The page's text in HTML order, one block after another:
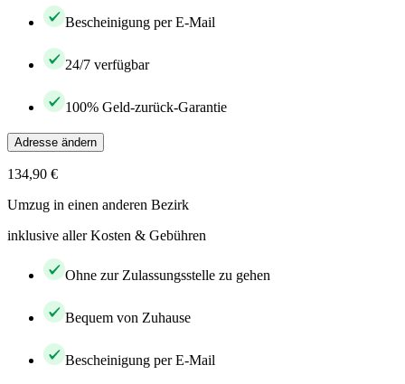
Bescheinigung per E-Mail
24/7 verfügbar
100% Geld-zurück-Garantie
Adresse ändern
134,90 €
Umzug in einen anderen Bezirk
inklusive aller Kosten & Gebühren
Ohne zur Zulassungsstelle zu gehen
Bequem von Zuhause
Bescheinigung per E-Mail